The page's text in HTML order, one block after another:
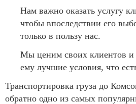
Нам важно оказать услугу
чтобы впоследствии его
только в пользу нас.
Мы ценим своих клиентов и
ему лучшие условия, что
Транспортировка груза до
обратно одно из самых